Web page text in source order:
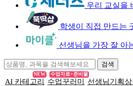
우리 교실을
학생이 직접 만드는
선생님을 가장 잘 아
AI 카테고리
NEW
수업꾸러미
수업자료+준비물
선생님기획상